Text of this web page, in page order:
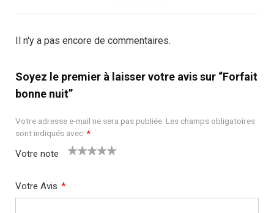
Il n'y a pas encore de commentaires.
Soyez le premier à laisser votre avis sur “Forfait
bonne nuit”
Votre adresse e-mail ne sera pas publiée. Les champs obligatoires
sont indiqués avec *
Votre note
Votre Avis *